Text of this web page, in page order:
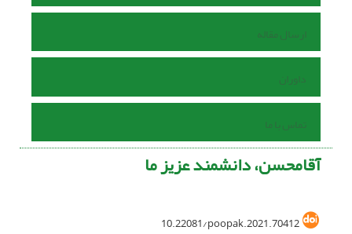
ارسال مقاله
داوران
تماس با ما
آقامحسن، دانشمند عزیز ما
10.22081/poopak.2021.70412